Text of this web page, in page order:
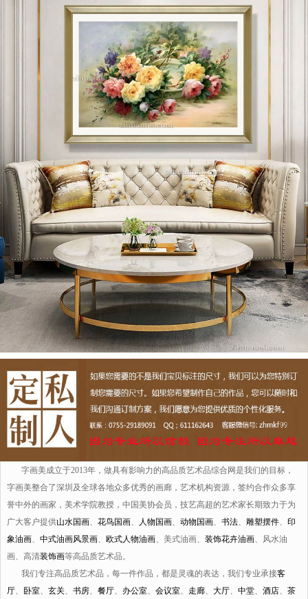
字画美成立于2013年，做具有影响力的高品质艺术品综合网是我们的目标，
字画美整合了深圳及全球各地众多优秀的画廊，艺术机构资源，签约合作众多享
誉中外的画家，美术学院教授，中国美协会员，技艺高超的艺术家长期致力于为
广大客户提供山水国画、 花鸟国画、 人物国画、 动物国画、 书法、 雕塑摆件、 印
象油画、 中式油画风景画、 欧式人物油画、美式油画、 装饰花卉油画、风水油
画、高清装饰画等高品质艺术品。
我们专注高品质艺术品，每一件作品，都是灵魂的表达，我们专业承接客
厅、 卧室、 玄关、 书房、 餐厅、 办公室、 会议室、 走廊、 大厅、 中堂、 酒店、 茶